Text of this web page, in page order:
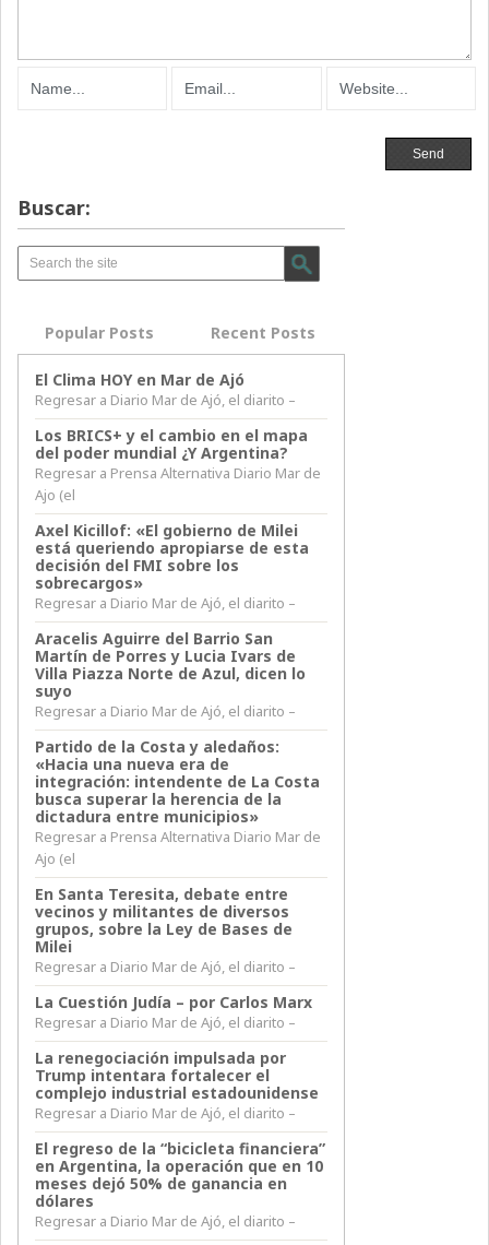
Buscar:
Popular Posts Recent Posts
El Clima HOY en Mar de Ajó
Regresar a Diario Mar de Ajó, el diarito –
Los BRICS+ y el cambio en el mapa
del poder mundial ¿Y Argentina?
Regresar a Prensa Alternativa Diario Mar de
Ajo (el
Axel Kicillof: «El gobierno de Milei
está queriendo apropiarse de esta
decisión del FMI sobre los
sobrecargos»
Regresar a Diario Mar de Ajó, el diarito –
Aracelis Aguirre del Barrio San
Martín de Porres y Lucia Ivars de
Villa Piazza Norte de Azul, dicen lo
suyo
Regresar a Diario Mar de Ajó, el diarito –
Partido de la Costa y aledaños:
«Hacia una nueva era de
integración: intendente de La Costa
busca superar la herencia de la
dictadura entre municipios»
Regresar a Prensa Alternativa Diario Mar de
Ajo (el
En Santa Teresita, debate entre
vecinos y militantes de diversos
grupos, sobre la Ley de Bases de
Milei
Regresar a Diario Mar de Ajó, el diarito –
La Cuestión Judía – por Carlos Marx
Regresar a Diario Mar de Ajó, el diarito –
La renegociación impulsada por
Trump intentara fortalecer el
complejo industrial estadounidense
Regresar a Diario Mar de Ajó, el diarito –
El regreso de la “bicicleta financiera”
en Argentina, la operación que en 10
meses dejó 50% de ganancia en
dólares
Regresar a Diario Mar de Ajó, el diarito –